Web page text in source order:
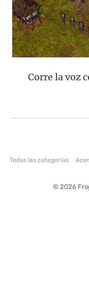
Corre la voz
Todas las categorías
© 2026